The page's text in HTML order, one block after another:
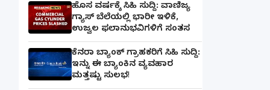
ಹೊಸ ವರ್ಷಕ್ಕೆ ಸಿಹಿ ಸುದ್ದಿ: ವಾಣಿಜ್ಯ
ಗ್ಯಾಸ್‌ ಬೆಲೆಯಲ್ಲಿ ಭಾರೀ ಇಳಿಕೆ,
ಉಜ್ವಲ ಫಲಾನುಭವಿಗಳಿಗೆ ಸಂತಸ
ಕೆನರಾ ಬ್ಯಾಂಕ್‌ ಗ್ರಾಹಕರಿಗೆ ಸಿಹಿ ಸುದ್ದಿ:
ಇನ್ನು ಈ ಬ್ಯಾಂಕಿನ ವ್ಯವಹಾರ
ಮತ್ತಷ್ಟು ಸುಲಭ!